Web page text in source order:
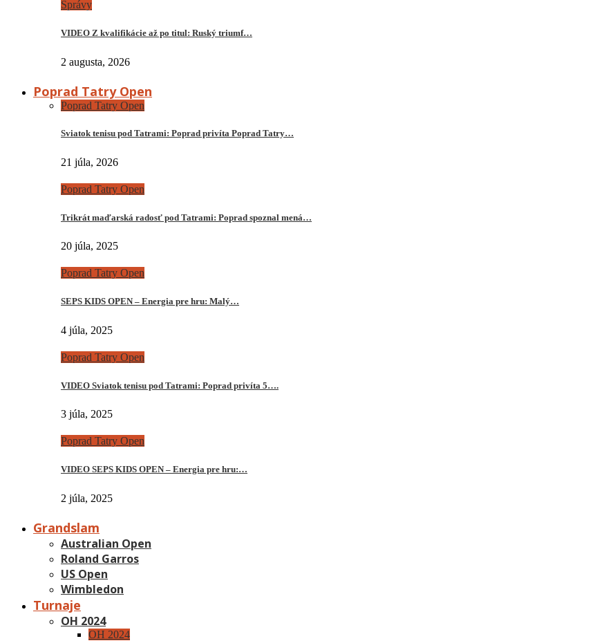
Správy
VIDEO Z kvalifikácie až po titul: Ruský triumf…
2 augusta, 2026
Poprad Tatry Open
Poprad Tatry Open
Sviatok tenisu pod Tatrami: Poprad privíta Poprad Tatry…
21 júla, 2026
Poprad Tatry Open
Trikrát maďarská radosť pod Tatrami: Poprad spoznal mená…
20 júla, 2025
Poprad Tatry Open
SEPS KIDS OPEN – Energia pre hru: Malý…
4 júla, 2025
Poprad Tatry Open
VIDEO Sviatok tenisu pod Tatrami: Poprad privíta 5….
3 júla, 2025
Poprad Tatry Open
VIDEO SEPS KIDS OPEN – Energia pre hru:…
2 júla, 2025
Grandslam
Australian Open
Roland Garros
US Open
Wimbledon
Turnaje
OH 2024
OH 2024